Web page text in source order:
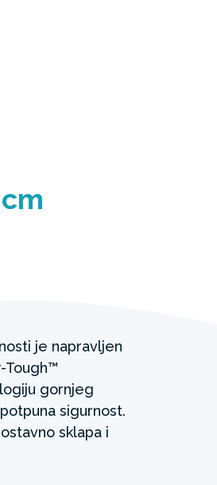
je napravljen
Tough™
gornjeg
sigurnost.
sklapa i